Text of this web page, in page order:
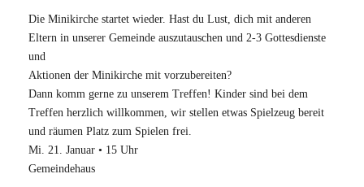
Die Minikirche startet wieder. Hast du Lust, dich mit anderen
Eltern in unserer Gemeinde auszutauschen und 2-3 Gottesdienste
und
Aktionen der Minikirche mit vorzubereiten?
Dann komm gerne zu unserem Treffen! Kinder sind bei dem
Treffen herzlich willkommen, wir stellen etwas Spielzeug bereit
und räumen Platz zum Spielen frei.
Mi. 21. Januar • 15 Uhr
Gemeindehaus